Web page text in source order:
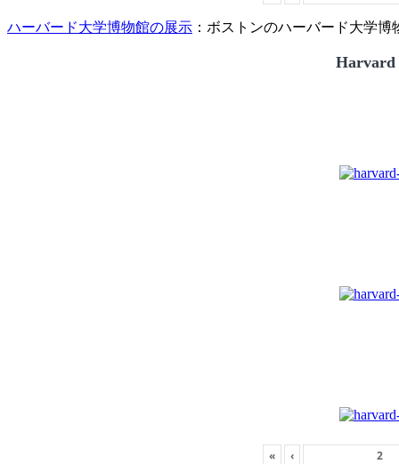
ハーバード大学博物館の展示 ：ボストンのハーバード大学博
Harvard
« ‹